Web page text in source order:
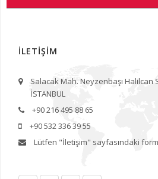
İLETİŞİM
Salacak Mah. Neyzenbaşı Halilcan
İSTANBUL
+90 216 495 88 65
+90 532 336 39 55
Lütfen "İletişim" sayfasındaki